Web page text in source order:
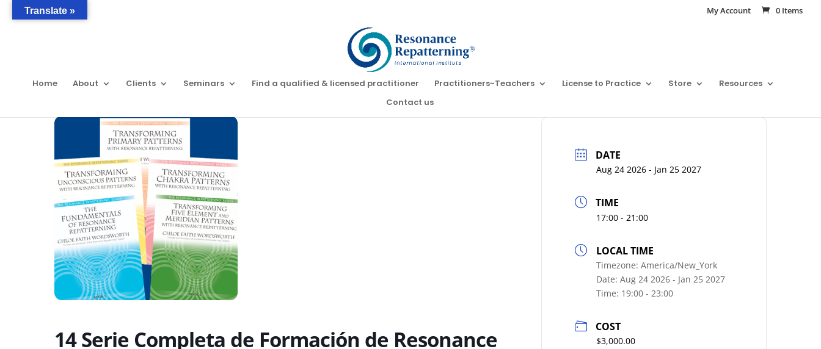
My Account 0 Items
Home About Clients Seminars Find a qualified & licensed practitioner Practitioners~Teachers License to Practice Store
Resources
Contact us
14 Serie Completa de Formación de Resonance
DATE
Aug 24 2026 - Jan 25 2027
TIME
17:00 - 21:00
LOCAL TIME
Timezone:America/New_York
Date:Aug 24 2026 - Jan 25 2027
Time: 19:00 - 23:00
COST
$3,000.00
Translate »